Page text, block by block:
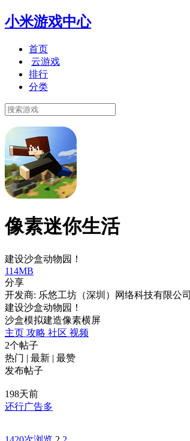
小米游戏中心
首页
云游戏
排行
分类
像素迷你生活
建设沙盒动物园！
114MB
分享
开发商: 乐悠工坊（深圳）网络科技有限公司
建设沙盒动物园！
沙盒模拟建造像素横屏
主页 攻略 社区 视频
2个帖子
热门 | 最新 | 最赞
发布帖子
198天前
还行广告多